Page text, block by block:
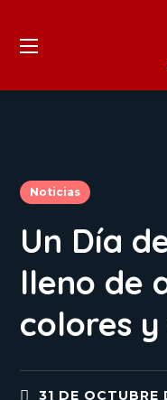
Noticias
Un Día
lleno de
colores
31 DE OCTUBRE